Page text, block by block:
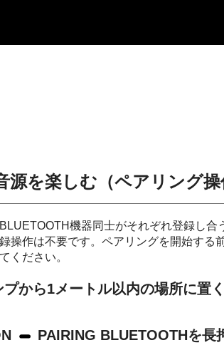
源を楽しむ（ペアリング操
機器同士がそれぞれ登録し合
操作は不要です。ペアリングを開始する
ください。
から1メートル以内の場所に置く
PAIRING BLUETOOTHを長